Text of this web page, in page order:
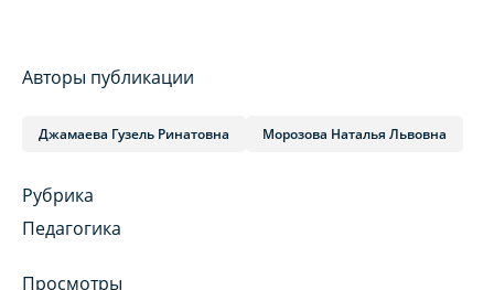
Авторы публикации
Джамаева Гузель Ринатовна Морозова Наталья Львовна
Рубрика
Педагогика
Просмотры